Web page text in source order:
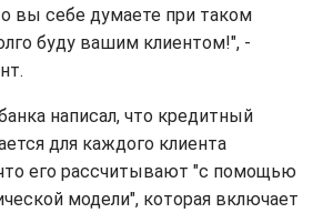
вы себе думаете при таком
буду вашим клиентом!", -
написал, что кредитный
для каждого клиента
его рассчитывают "с помощью
модели", которая включает